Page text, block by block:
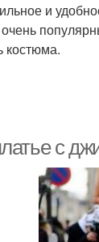
и
костюма.
с